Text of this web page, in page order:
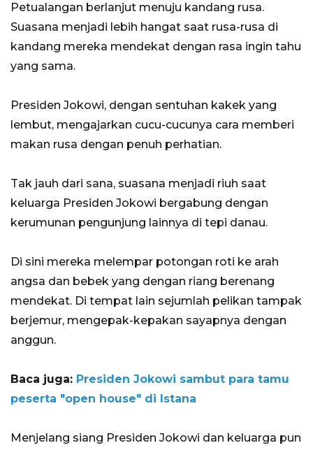
Petualangan berlanjut menuju kandang rusa.
Suasana menjadi lebih hangat saat rusa-rusa di
kandang mereka mendekat dengan rasa ingin tahu
yang sama.
Presiden Jokowi, dengan sentuhan kakek yang
lembut, mengajarkan cucu-cucunya cara memberi
makan rusa dengan penuh perhatian.
Tak jauh dari sana, suasana menjadi riuh saat
keluarga Presiden Jokowi bergabung dengan
kerumunan pengunjung lainnya di tepi danau.
Di sini mereka melempar potongan roti ke arah
angsa dan bebek yang dengan riang berenang
mendekat. Di tempat lain sejumlah pelikan tampak
berjemur, mengepak-kepakan sayapnya dengan
anggun.
Baca juga: Presiden Jokowi sambut para tamu
peserta "open house" di Istana
Menjelang siang Presiden Jokowi dan keluarga pun